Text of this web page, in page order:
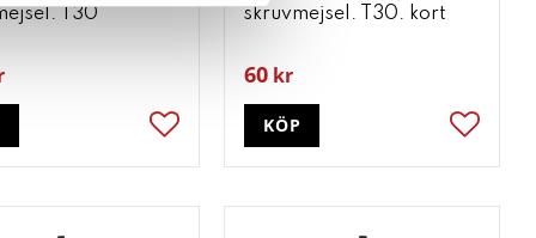
T30
Lägg till i favoriter
skruvmejsel. T30. kort
60 kr
Lägg
KÖP